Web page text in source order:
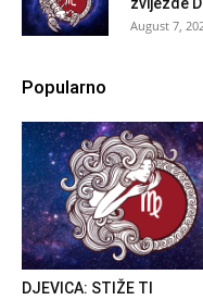
zvijezde
August 7,
Popularno
DJEVICA: STIŽE TI